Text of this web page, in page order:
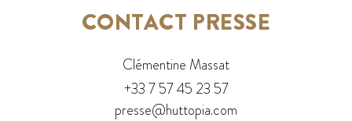
CONTACT PRESSE
Clémentine Massat
+33 7 57 45 23 57
presse@huttopia.com